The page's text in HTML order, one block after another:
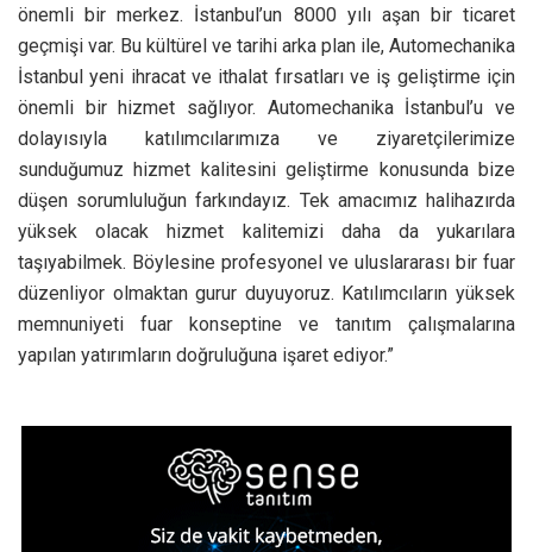
önemli bir merkez. İstanbul’un 8000 yılı aşan bir ticaret
geçmişi var. Bu kültürel ve tarihi arka plan ile, Automechanika
İstanbul yeni ihracat ve ithalat fırsatları ve iş geliştirme için
önemli bir hizmet sağlıyor. Automechanika İstanbul’u ve
dolayısıyla katılımcılarımıza ve ziyaretçilerimize
sunduğumuz hizmet kalitesini geliştirme konusunda bize
düşen sorumluluğun farkındayız. Tek amacımız halihazırda
yüksek olacak hizmet kalitemizi daha da yukarılara
taşıyabilmek. Böylesine profesyonel ve uluslararası bir fuar
düzenliyor olmaktan gurur duyuyoruz. Katılımcıların yüksek
memnuniyeti fuar konseptine ve tanıtım çalışmalarına
yapılan yatırımların doğruluğuna işaret ediyor.”